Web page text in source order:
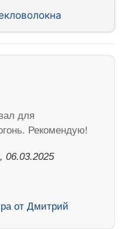
для
Рекомендую!
06.03.2025